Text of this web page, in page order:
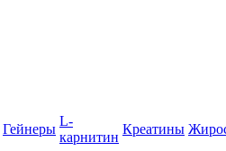
Гейнеры
L-
карнитин
Креатины